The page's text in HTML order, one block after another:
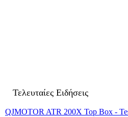
Τελευταίες Ειδήσεις
QJMOTOR ATR 200X Top Box -